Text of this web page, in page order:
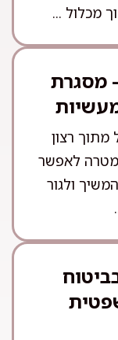
מכלול ...
מסגרת
מתוך רצון
לאפשר
ולגור